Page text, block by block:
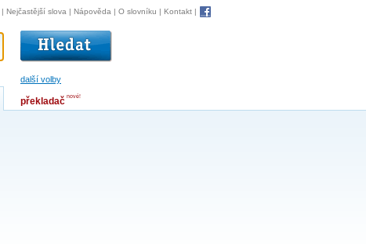
další volby
| Nejčastější slova | Nápověda | O slovníku | Kontakt |
překladač nové!